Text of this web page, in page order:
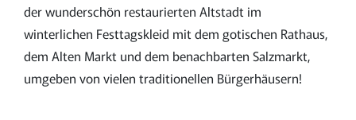
der wunderschön restaurierten Altstadt im
winterlichen Festtagskleid mit dem gotischen Rathaus,
dem Alten Markt und dem benachbarten Salzmarkt,
umgeben von vielen traditionellen Bürgerhäusern!